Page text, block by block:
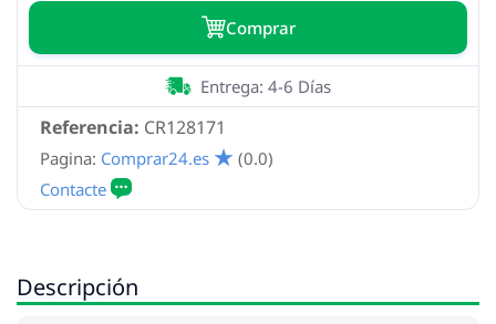
Сomprar
Referencia: CR128171
Entrega: 4-6 Días
Pagina: Comprar24.es (0.0)
Descripción